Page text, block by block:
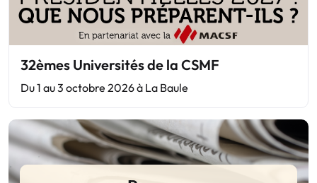
32èmes Universités de la CSMF
Du 1 au 3 octobre 2026 à La Baule